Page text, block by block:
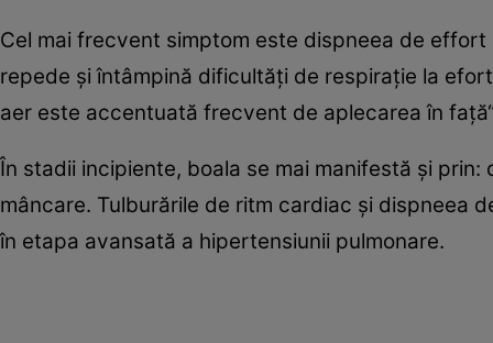
Cel mai frecvent simptom este dispneea de
repede şi întâmpină dificultăţi de respiraţie la
aer este accentuată frecvent de aplecarea în
În stadii incipiente, boala se mai manifestă şi
mâncare. Tulburările de ritm cardiac şi dispneea
în etapa avansată a hipertensiunii pulmonare.